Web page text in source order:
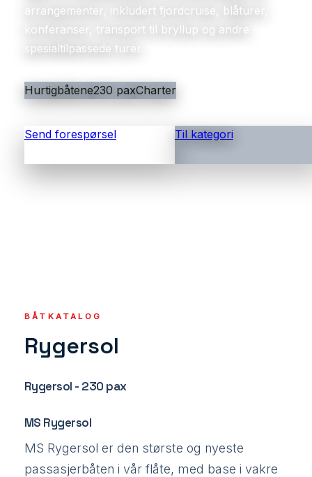
arrangementer, inkludert fjordcruise, blåturer,
konferanser, transport til bryllup og andre
spesialtilpassede turer.
Hurtigbåtene230 paxCharter
Send forespørsel Til kategori
BÅTKATALOG
Rygersol
Rygersol - 230 pax
MS Rygersol
MS Rygersol er den største og nyeste
passasjerbåten i vår flåte, med base i vakre